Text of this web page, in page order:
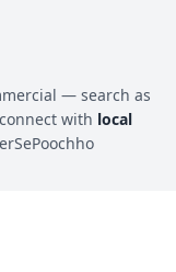
— search as
with local